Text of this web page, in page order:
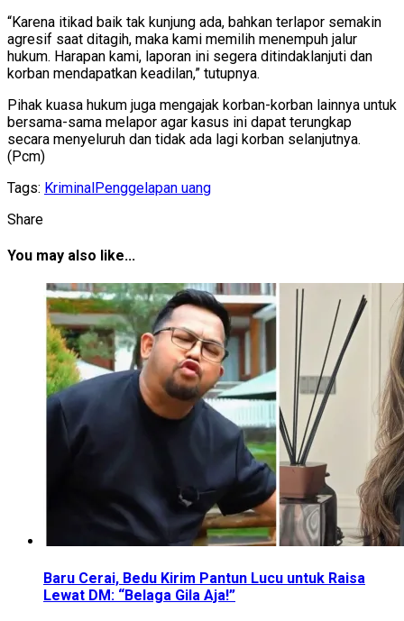
“Karena itikad baik tak kunjung ada, bahkan terlapor semakin
agresif saat ditagih, maka kami memilih menempuh jalur
hukum. Harapan kami, laporan ini segera ditindaklanjuti dan
korban mendapatkan keadilan,” tutupnya.
Pihak kuasa hukum juga mengajak korban-korban lainnya untuk
bersama-sama melapor agar kasus ini dapat terungkap
secara menyeluruh dan tidak ada lagi korban selanjutnya.
(Pcm)
Tags: KriminalPenggelapan uang
Share
You may also like...
Baru Cerai, Bedu Kirim Pantun Lucu untuk Raisa
Lewat DM: “Belaga Gila Aja!”